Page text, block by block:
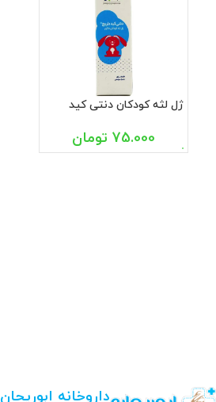
ژل لثه کودکان دنتی کید
75.000 تومان
داروخانه ابوریحان